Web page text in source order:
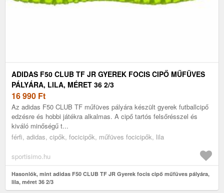
ADIDAS F50 CLUB TF JR GYEREK FOCIS CIPŐ MŰFÜVES
PÁLYÁRA, LILA, MÉRET 36 2/3
16 990 Ft
Az adidas F50 CLUB TF műfüves pályára készült gyerek futballcipő
edzésre és hobbi játékra alkalmas. A cipő tartós felsőrésszel és
kiváló minőségű t...
férfi, adidas, cipők, focicipők, műfüves focicipők, lila
sportisimo.hu
Hasonlók, mint adidas F50 CLUB TF JR Gyerek focis cipő műfüves pályára,
lila, méret 36 2/3